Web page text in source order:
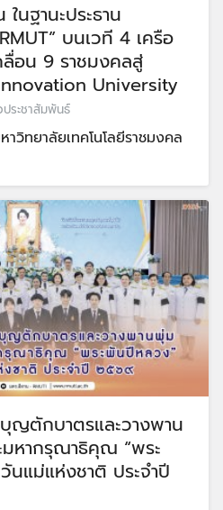
นฐานะประธาน
บนเวที 4 เครือ
อน 9 ราชมงคลสู่
University
ประชาสัมพันธ์
วิทยาลัยเทคโนโลยีราชมงคล
ญตักบาตรและวางพาน
หากรุณาธิคุณ “พระ
นแม่แห่งชาติ ประจำปี